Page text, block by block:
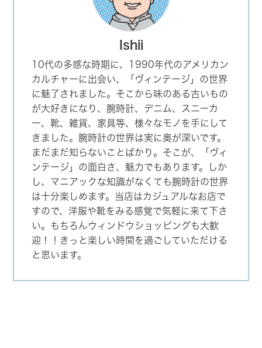
Ishii
10代の多感な時期に、1990年代のアメリカン
カルチャーに出会い、「ヴィンテージ」の世界
に魅了されました。そこから味のある古いもの
が大好きになり、腕時計、デニム、スニーカ
ー、靴、雑貨、家具等、様々なモノを手にして
きました。腕時計の世界は実に奥が深いです。
まだまだ知らないことばかり。そこが、「ヴィ
ンテージ」の面白さ、魅力でもあります。しか
し、マニアックな知識がなくても腕時計の世界
は十分楽しめます。当店はカジュアルなお店で
すので、洋服や靴をみる感覚で気軽に来て下さ
い。もちろんウィンドウショッピングも大歓
迎！！きっと楽しい時間を過ごしていただける
と思います。